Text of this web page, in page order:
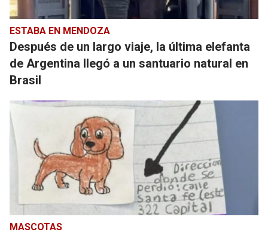
ESTABA EN MENDOZA
Después de un largo viaje, la última elefanta
de Argentina llegó a un santuario natural en
Brasil
MASCOTAS